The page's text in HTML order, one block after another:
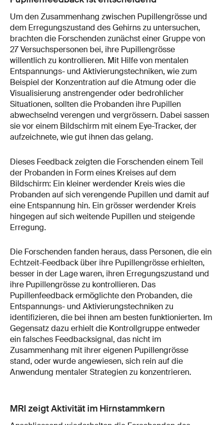
Um den Zusammenhang zwischen Pupillengrösse und
dem Erregungszustand des Gehirns zu untersuchen,
brachten die Forschenden zunächst einer Gruppe von
27 Versuchspersonen bei, ihre Pupillengrösse
willentlich zu kontrollieren. Mit Hilfe von mentalen
Entspannungs- und Aktivierungstechniken, wie zum
Beispiel der Konzentration auf die Atmung oder die
Visualisierung anstrengender oder bedrohlicher
Situationen, sollten die Probanden ihre Pupillen
abwechselnd verengen und vergrössern. Dabei sassen
sie vor einem Bildschirm mit einem Eye-Tracker, der
aufzeichnete, wie gut ihnen das gelang.
Dieses Feedback zeigten die Forschenden einem Teil
der Probanden in Form eines Kreises auf dem
Bildschirm: Ein kleiner werdender Kreis wies die
Probanden auf sich verengende Pupillen und damit auf
eine Entspannung hin. Ein grösser werdender Kreis
hingegen auf sich weitende Pupillen und steigende
Erregung.
Die Forschenden fanden heraus, dass Personen, die ein
Echtzeit-Feedback über ihre Pupillengrösse erhielten,
besser in der Lage waren, ihren Erregungszustand und
ihre Pupillengrösse zu kontrollieren. Das
Pupillenfeedback ermöglichte den Probanden, die
Entspannungs- und Aktivierungstechniken zu
identifizieren, die bei ihnen am besten funktionierten. Im
Gegensatz dazu erhielt die Kontrollgruppe entweder
ein falsches Feedbacksignal, das nicht im
Zusammenhang mit ihrer eigenen Pupillengrösse
stand, oder wurde angewiesen, sich rein auf die
Anwendung mentaler Strategien zu konzentrieren.
MRI zeigt Aktivität im Hirnstammkern